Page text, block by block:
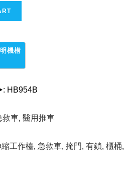
HB954B
救車,醫用推車
縮工作檯, 急救車,掩門,有鎖,櫃桶,